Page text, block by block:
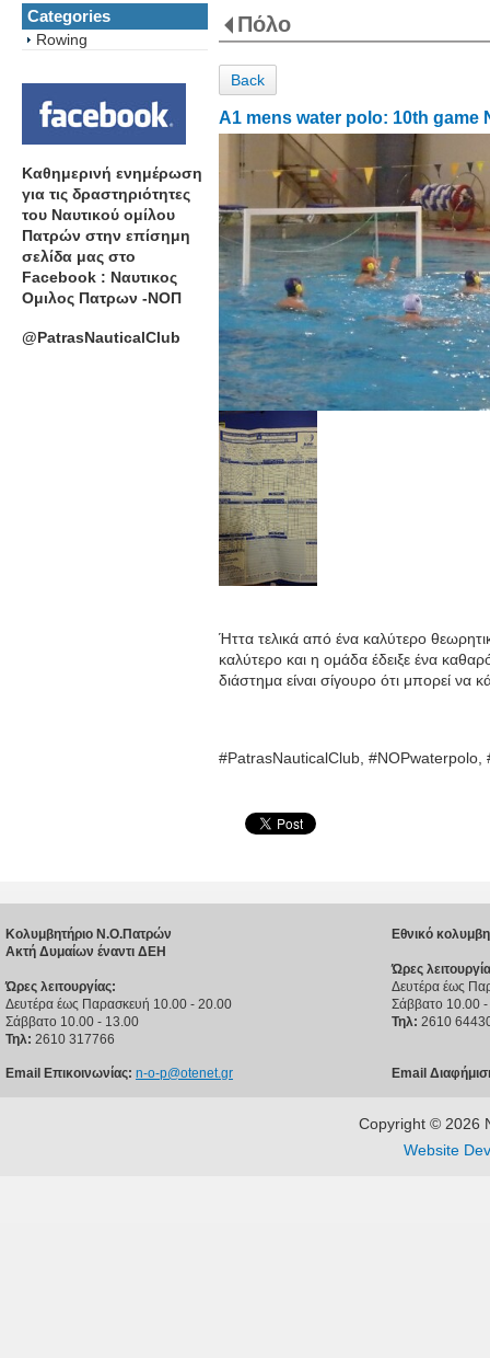
Categories
Rowing
Καθημερινή ενημέρωση
για τις δραστηριότητες
του Ναυτικού ομίλου
Πατρών στην επίσημη
σελίδα μας στο
Facebook : Ναυτικος
Ομιλος Πατρων -ΝΟΠ
@PatrasNauticalClub
Πόλο
Back
A1 mens water polo: 10th game
Ήττα τελικά από ένα καλύτερο
καλύτερο και η ομάδα έδειξε ένα
διάστημα είναι σίγουρο ότι μπορεί να
#PatrasNauticalClub, #NOPwaterpolo,
Κολυμβητήριο Ν.Ο.Πατρών
Ακτή Δυμαίων έναντι ΔΕΗ
Ώρες λειτουργίας:
Δευτέρα έως Παρασκευή 10.00 - 20.00
Σάββατο 10.00 - 13.00
Τηλ: 2610 317766
Email Επικοινωνίας: n-o-p@otenet.gr
Εθνικό
Ώρες
Δευτέρα έως
Σάββατο 10.00
Τηλ: 2610
Email
Copyright © 2026
Website